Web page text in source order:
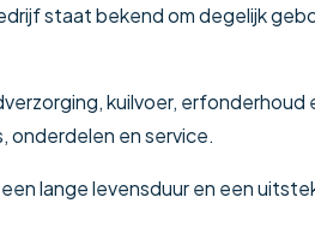
staat bekend om degelijk
kuilvoer, erfonderhoud
onderdelen en service.
lange levensduur en een